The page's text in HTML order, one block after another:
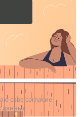
свое согласие
данных